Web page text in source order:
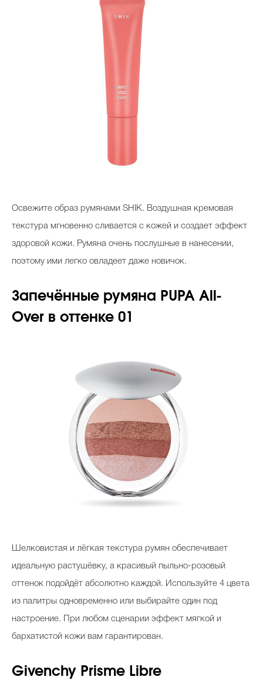
Освежите образ румянами SHIK. Воздушная кремовая
текстура мгновенно сливается с кожей и создает эффект
здоровой кожи. Румяна очень послушные в нанесении,
поэтому ими легко овладеет даже новичок.
Запечённые румяна PUPA All-
Over в оттенке 01
Шелковистая и лёгкая текстура румян обеспечивает
идеальную растушёвку, а красивый пыльно-розовый
оттенок подойдёт абсолютно каждой. Используйте 4 цвета
из палитры одновременно или выбирайте один под
настроение. При любом сценарии эффект мягкой и
бархатистой кожи вам гарантирован.
Givenchy Prisme Libre